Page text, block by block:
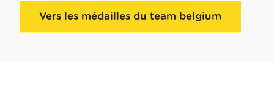
Vers les médailles du team belgium